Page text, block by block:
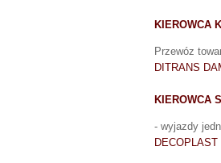
KIEROWCA
Przewóz
DITRANS
KIEROWCA
- wyjazdy